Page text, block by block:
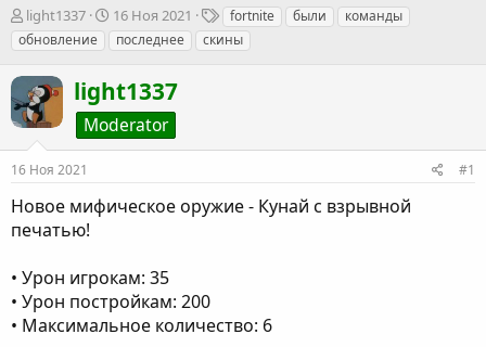
А
в
т
о
р
т
е
м
ы
light1337
Д
а
т
н
а
ч
а
16 Ноя 2021
Т
е
г
fortnite были
команды
обновление
последнее скины
light1337
Moderator
16 Ноя 2021 #1
Новое мифическое оружие - Кунай с взрывной
печатью!
• Урон игрокам: 35
• Урон постройкам: 200
• Максимальное количество: 6